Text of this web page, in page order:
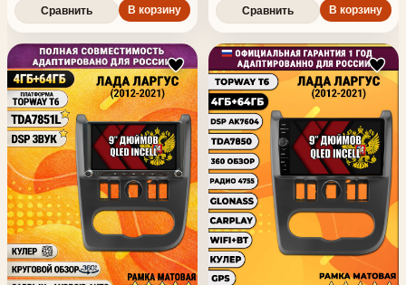
2018 2019 2020 2021), 4/64гб,
DSP, беспроводной CarPlay и
Android Auto, GPS и ГЛОНАСС
Сравнить В корзину
2019 2020 2021), Android
магнитола, без слота под симку,
Сравнить В корзину